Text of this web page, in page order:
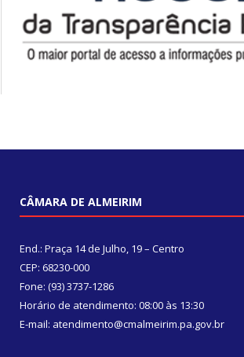
CÂMARA DE ALMEIRIM
End.: Praça 14 de Julho, 19 – Centro
CEP: 68230-000
Fone: (93) 3737-1286
Horário de atendimento: 08:00 às 13:30
E-mail: atendimento@cmalmeirim.pa.gov.br